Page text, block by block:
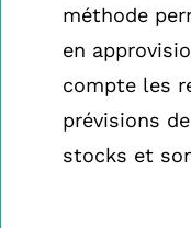
méthode
en
compte les
prévisions
stocks et